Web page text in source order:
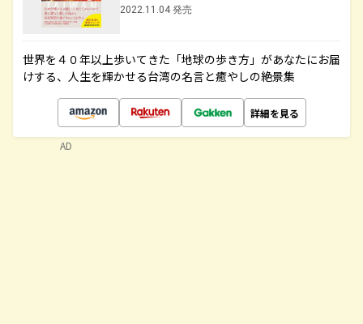
2022.11.04 発売
世界を４０年以上歩いてきた「地球の歩き方」があなたにお届
けする、人生を輝かせる台湾の名言と癒やしの絶景集
詳細を見る
AD